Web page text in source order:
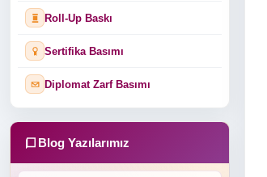
Roll-Up Baskı
Sertifika Basımı
Diplomat Zarf Basımı
Blog Yazılarımız